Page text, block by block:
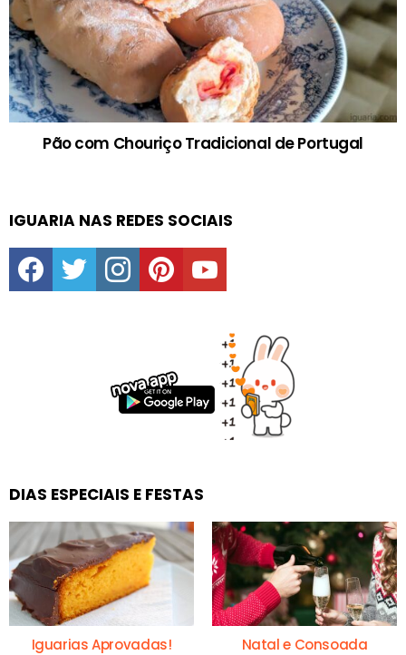
Pão com Chouriço Tradicional de Portugal
IGUARIA NAS REDES SOCIAIS
facebooktwitter instagrampinterestyoutube
DIAS ESPECIAIS E FESTAS
Iguarias Aprovadas! Natal e Consoada